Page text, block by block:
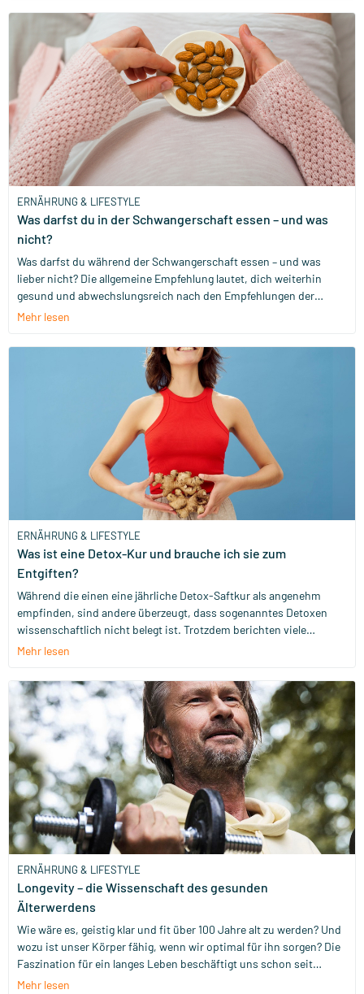
ERNÄHRUNG & LIFESTYLE
Was darfst du in der Schwangerschaft essen – und was
nicht?
Was darfst du während der Schwangerschaft essen – und was
lieber nicht? Die allgemeine Empfehlung lautet, dich weiterhin
gesund und abwechslungsreich nach den Empfehlungen der
Ernährungspyramide zu ernähren. Es gibt aber ein paar
übersichtlich zusammengestellt.
Mehr lesen
ERNÄHRUNG & LIFESTYLE
Was ist eine Detox-Kur und brauche ich sie zum
Entgiften?
Während die einen eine jährliche Detox-Saftkur als angenehm
empfinden, sind andere überzeugt, dass sogenanntes Detoxen
wissenschaftlich nicht belegt ist. Trotzdem berichten viele
Menschen, dass sie sich nach einer Detox-Kur oder einer
Wie kann das sein? Ist es ein Placebo-Effekt, bei dem dein Gehirn
sofort reagiert, sobald du aktiv etwas für deine Gesundheit tust?
Oder ist es wissenschaftlich vielleicht einfach schwer zu
beweisen, dass Detox für manche eine angenehme, gesunde
Unterstützung ist? Let's find out.
Mehr lesen
ERNÄHRUNG & LIFESTYLE
Longevity – die Wissenschaft des gesunden
Älterwerdens
Wie wäre es, geistig klar und fit über 100 Jahre alt zu werden? Und
wozu ist unser Körper fähig, wenn wir optimal für ihn sorgen? Die
Faszination für ein langes Leben beschäftigt uns schon seit
Jahrhunderten. Der Begriff Longevity leitet sich zum Beispiel vom
Mehr lesen